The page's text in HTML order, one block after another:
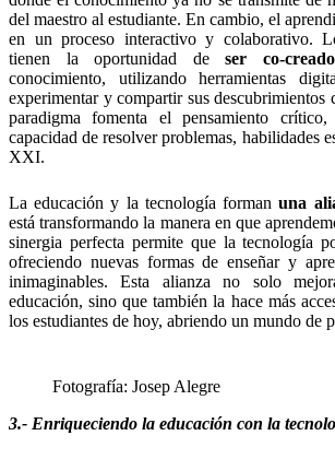
del maestro al estudiante. En cambio, el
en un proceso interactivo y colaborativo.
tienen la oportunidad de ser co-
conocimiento, utilizando herramientas
experimentar y compartir sus descubrimientos
paradigma fomenta el pensamiento
capacidad de resolver problemas, habilidades
XXI.
La educación y la tecnología formanuna
está transformando la manera en que
sinergia perfecta permite que la tecnología
ofreciendo nuevas formas de enseñar y
inimaginables. Esta alianza no solo
educación, sino que también la hace más
los estudiantes de hoy, abriendo un mundo de
Fotografía: Josep Alegre
3.- Enriqueciendo la educación con la